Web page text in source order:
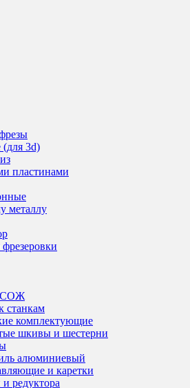
(для 3d)
пластинами
металлу
СОЖ
станкам
комплектующие
шкивы и шестерни
алюминиевый
и каретки
редуктора